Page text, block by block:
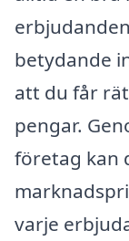
betydande
att du får
pengar.
företag kan
varje